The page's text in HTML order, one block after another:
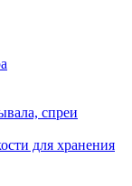
спреи
для хранения